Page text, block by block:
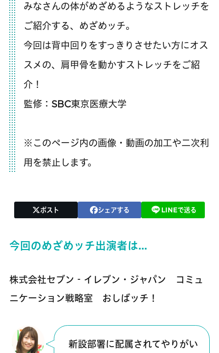
みなさんの体がめざめるようなストレッチを
ご紹介する、めざめッチ。
今回は背中回りをすっきりさせたい方にオス
スメの、肩甲骨を動かすストレッチをご紹
介！
監修：SBC東京医療大学
※このページ内の画像・動画の加工や二次利
用を禁止します。
ポスト シェアする LINEで送る
今回のめざめッチ出演者は…
株式会社セブン‐イレブン・ジャパン コミュ
ニケーション戦略室 おしばッチ！
新設部署に配属されてやりがい